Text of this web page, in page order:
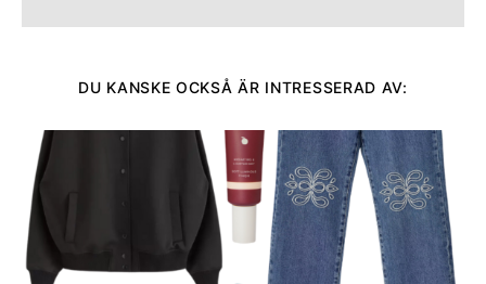
DU KANSKE OCKSÅ ÄR INTRESSERAD AV: